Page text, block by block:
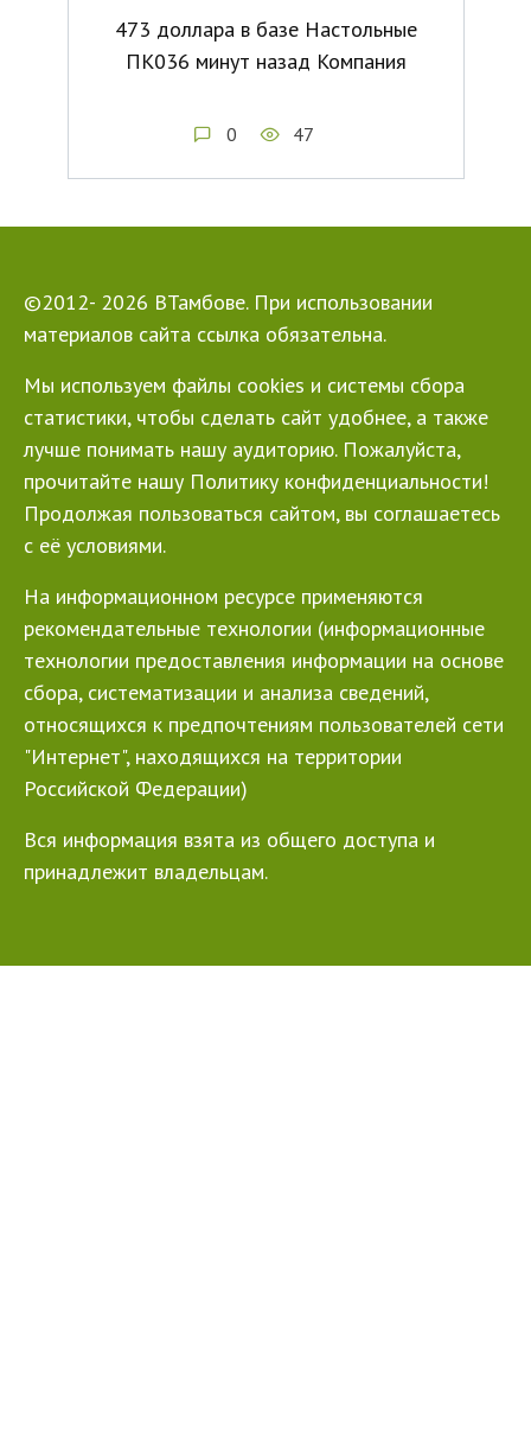
473 доллара в базе Настольные
ПК036 минут назад Компания
0 47
©2012- 2026 ВТамбове. При использовании
материалов сайта ссылка обязательна.
Мы используем файлы cookies и системы сбора
статистики, чтобы сделать сайт удобнее, а также
лучше понимать нашу аудиторию. Пожалуйста,
прочитайте нашу Политику конфиденциальности!
Продолжая пользоваться сайтом, вы соглашаетесь
с её условиями.
На информационном ресурсе применяются
рекомендательные технологии (информационные
технологии предоставления информации на основе
сбора, систематизации и анализа сведений,
относящихся к предпочтениям пользователей сети
"Интернет", находящихся на территории
Российской Федерации)
Вся информация взята из общего доступа и
принадлежит владельцам.